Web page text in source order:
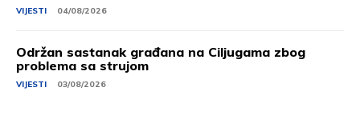
VIJESTI 04/08/2026
Održan sastanak građana na Ciljugama zbog
problema sa strujom
VIJESTI 03/08/2026